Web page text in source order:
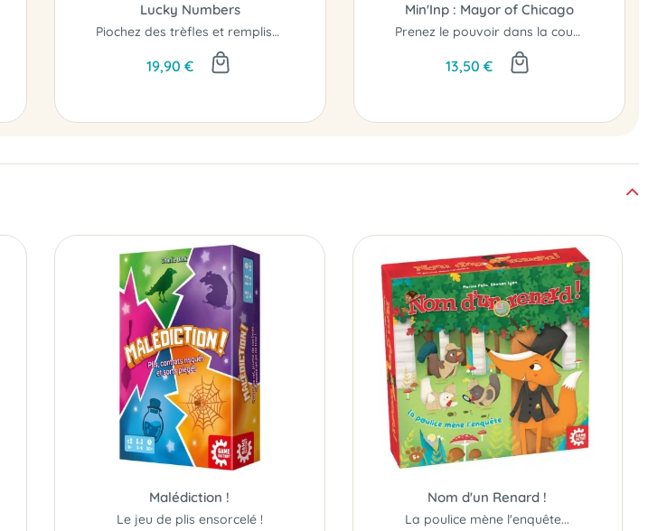
Lucky Numbers
Piochez des trèfles et remplissez votre jardin..!
19,90 €
Min'Inp : Mayor of Chicago
Prenez le pouvoir dans la course à la mairie !
13,50 €
Malédiction !
Le jeu de plis ensorcelé !
Nom d'un Renard !
La poulice mène l'enquête...